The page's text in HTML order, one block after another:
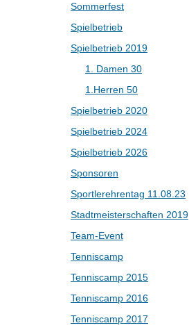
Sommerfest
Spielbetrieb
Spielbetrieb 2019
1. Damen 30
1.Herren 50
Spielbetrieb 2020
Spielbetrieb 2024
Spielbetrieb 2026
Sponsoren
Sportlerehrentag 11.08.23
Stadtmeisterschaften 2019
Team-Event
Tenniscamp
Tenniscamp 2015
Tenniscamp 2016
Tenniscamp 2017